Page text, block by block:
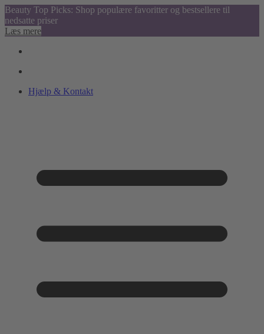
Beauty Top Picks: Shop populære favoritter og bestsellere til
nedsatte priser
Læs mere
Hjælp & Kontakt